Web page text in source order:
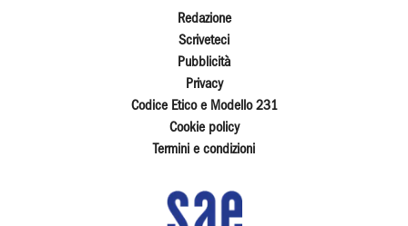
Redazione
Scriveteci
Pubblicità
Privacy
Codice Etico e Modello 231
Cookie policy
Termini e condizioni